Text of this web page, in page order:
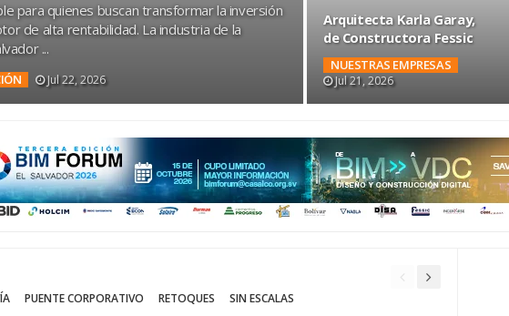
para quienes buscan transformar la inversión
de alta rentabilidad. La industria de la
...
Jul 22, 2026
Arquitecta Karla Garay,
de Constructora Fessic
NUESTRAS EMPRESAS
Jul 21, 2026
PUENTE CORPORATIVO RETOQUES SIN ESCALAS